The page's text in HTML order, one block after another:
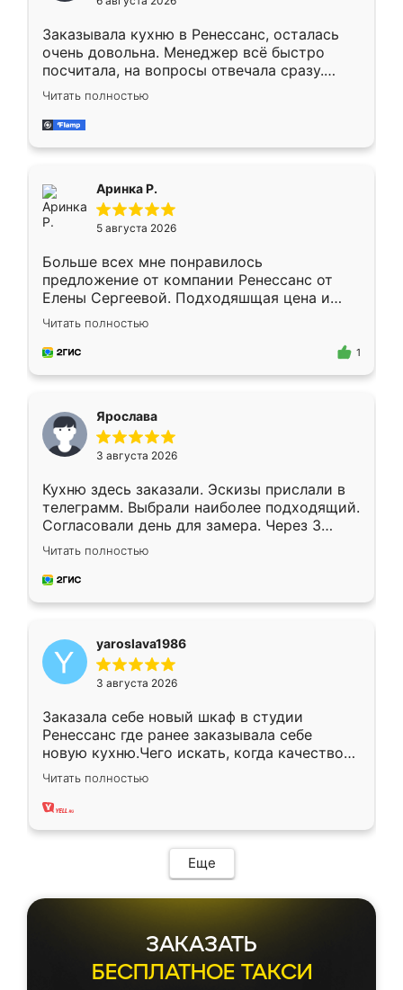
мебели буду заказывать только здесь.
Заказывала кухню в Ренессанс, осталась
очень довольна. Менеджер всё быстро
посчитала, на вопросы отвечала сразу.
Замерщик приехал в субботу, подошёл к
делу со всей ответственностью. Собрали
за день, ребята работали аккуратно, даже
Читать полностью
Аринка Р.
5 августа 2026
Больше всех мне понравилось
предложение от компании Ренессанс от
Елены Сергеевой. Подходяшщая цена и
короткие сроки изготовления. Приехавший
для замера сотрудник Владислав
предложил по моему эскизу самый
Читать полностью
1
Ярослава
3 августа 2026
Кухню здесь заказали. Эскизы прислали в
телеграмм. Выбрали наиболее подходящий.
Согласовали день для замера. Через 3
недели кухня была уже готова. Остались
довольны работой. Спасибо Ренессанс
мебель за качественную работу!
Читать полностью
yaroslava1986
3 августа 2026
Заказала себе новый шкаф в студии
Ренессанс где ранее заказывала себе
новую кухню.Чего искать, когда качеством
вполне довольна. Служит кухня уже почти
два года, нареканий нет.
Читать полностью
Еще
ЗАКАЗАТЬ
БЕСПЛАТНОЕ ТАКСИ